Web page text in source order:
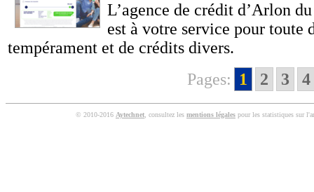
L’agence de crédit d’Arlon
est à votre service pour toute
tempérament et de crédits divers.
Pages: 1 2 3 4
© 2010-2016 Aytechnet , consultez les mentions légales pour les statistiques sur